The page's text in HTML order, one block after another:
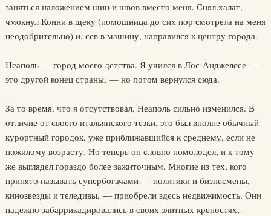
заняться наложением шин и швов вместо меня. Снял халат,
чмокнул Конни в щеку (помощница до сих пор смотрела на меня
неодобрительно) и, сев в машину, направился к центру города.
Неаполь — город моего детства. Я учился в Лос-Анджелесе —
это другой конец страны, — но потом вернулся сюда.
За то время, что я отсутствовал, Неаполь сильно изменился. В
отличие от своего итальянского тезки, это был вполне обычный
курортный городок, уже приближавшийся к среднему, если не
пожилому возрасту. Но теперь он словно помолодел, и к тому
же выглядел гораздо более зажиточным. Многие из тех, кого
принято называть супербогачами — политики и бизнесмены,
кинозвезды и теледивы, — приобрели здесь недвижимость. Они
надежно забаррикадировались в своих элитных крепостях,